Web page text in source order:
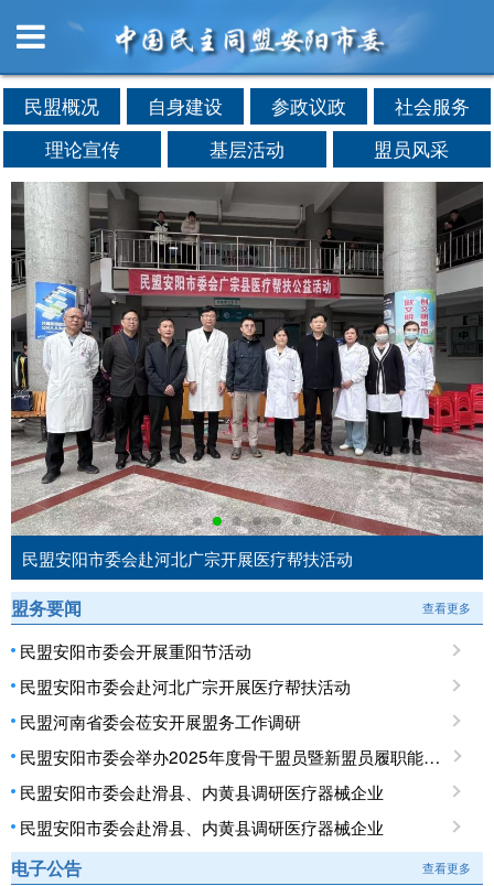
民盟概况 自身建设 参政议政
社会服务
理论宣传
基层活动 盟员风采
民盟安阳市委会赴河北广宗开展医疗帮扶活动
盟务要闻 查看更多
民盟安阳市委会开展重阳节活动
民盟安阳市委会赴河北广宗开展医疗帮扶活动
民盟河南省委会莅安开展盟务工作调研
民盟安阳市委会举办2025年度骨干盟员暨新盟员履职能力培训班
民盟安阳市委会赴滑县、内黄县调研医疗器械企业
民盟安阳市委会赴滑县、内黄县调研医疗器械企业
电子公告 查看更多